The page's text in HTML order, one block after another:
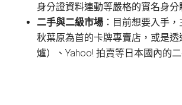
身分證資料連動等嚴格的實名身分
二手與二級市場 ：目前想要入手
秋葉原為首的卡牌專賣店，或是
爐）、Yahoo! 拍賣等日本國內的